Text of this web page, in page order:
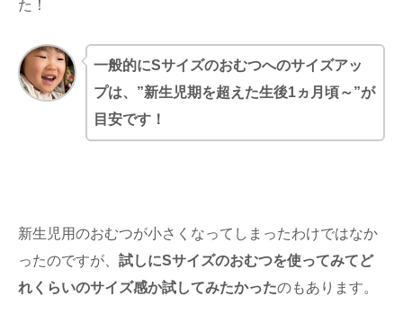
た！
一般的にSサイズのおむつへのサイズアッ
プは、”新生児期を超えた生後1ヵ月頃～”が
目安です！
新生児用のおむつが小さくなってしまったわけではなか
ったのですが、 試しにSサイズのおむつを使ってみてど
れくらいのサイズ感か試してみたかったのもあります。